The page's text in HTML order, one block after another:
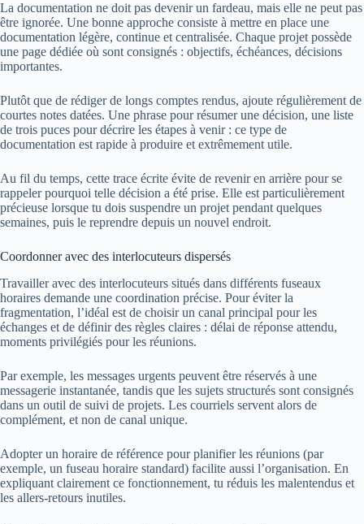
La documentation ne doit pas devenir un fardeau, mais elle ne peut pas
être ignorée. Une bonne approche consiste à mettre en place une
documentation légère, continue et centralisée. Chaque projet possède
une page dédiée où sont consignés : objectifs, échéances, décisions
importantes.
Plutôt que de rédiger de longs comptes rendus, ajoute régulièrement de
courtes notes datées. Une phrase pour résumer une décision, une liste
de trois puces pour décrire les étapes à venir : ce type de
documentation est rapide à produire et extrêmement utile.
Au fil du temps, cette trace écrite évite de revenir en arrière pour se
rappeler pourquoi telle décision a été prise. Elle est particulièrement
précieuse lorsque tu dois suspendre un projet pendant quelques
semaines, puis le reprendre depuis un nouvel endroit.
Coordonner avec des interlocuteurs dispersés
Travailler avec des interlocuteurs situés dans différents fuseaux
horaires demande une coordination précise. Pour éviter la
fragmentation, l’idéal est de choisir un canal principal pour les
échanges et de définir des règles claires : délai de réponse attendu,
moments privilégiés pour les réunions.
Par exemple, les messages urgents peuvent être réservés à une
messagerie instantanée, tandis que les sujets structurés sont consignés
dans un outil de suivi de projets. Les courriels servent alors de
complément, et non de canal unique.
Adopter un horaire de référence pour planifier les réunions (par
exemple, un fuseau horaire standard) facilite aussi l’organisation. En
expliquant clairement ce fonctionnement, tu réduis les malentendus et
les allers-retours inutiles.